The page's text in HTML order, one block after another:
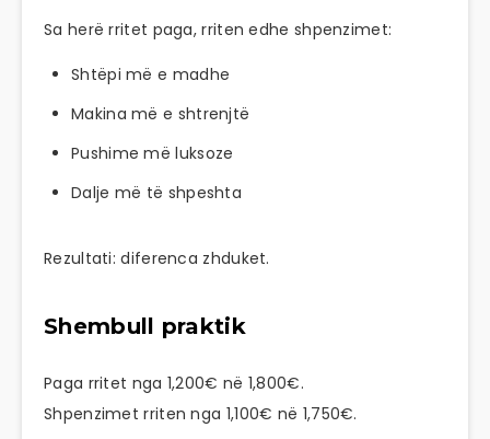
Sa herë rritet paga, rriten edhe shpenzimet:
Shtëpi më e madhe
Makina më e shtrenjtë
Pushime më luksoze
Dalje më të shpeshta
Rezultati: diferenca zhduket.
Shembull praktik
Paga rritet nga 1,200€ në 1,800€.
Shpenzimet rriten nga 1,100€ në 1,750€.